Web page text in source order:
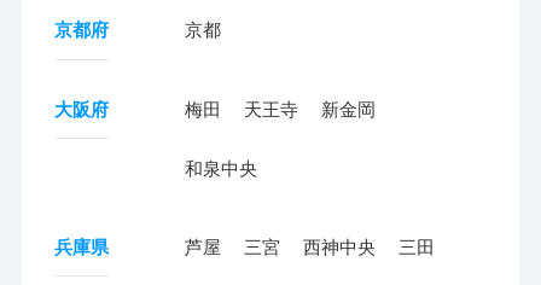
京都府 京都
大阪府 梅田 天王寺 新金岡
和泉中央
兵庫県 芦屋 三宮 西神中央 三田